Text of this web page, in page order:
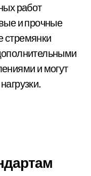
работ
и прочные
и могут